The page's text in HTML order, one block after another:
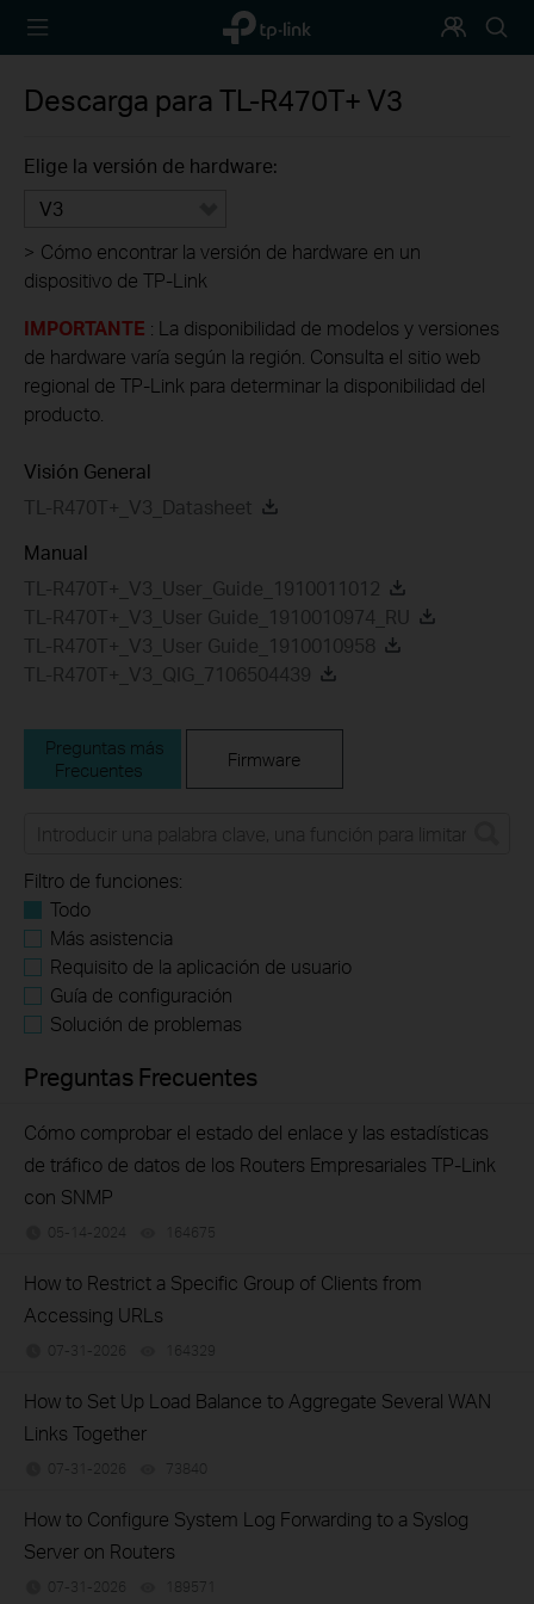
TP-Link,
Reliably
Programa
de
Descarga para TL-R470T+ V3
Elige la versión de hardware:
V3
> Cómo encontrar la versión de hardware en un
dispositivo de TP-Link
IMPORTANTE : La disponibilidad de modelos y versiones
de hardware varía según la región. Consulta el sitio web
regional de TP-Link para determinar la disponibilidad del
producto.
Visión General
TL-R470T+_V3_Datasheet
Manual
TL-R470T+_V3_User_Guide_1910011012
TL-R470T+_V3_User Guide_1910010974_RU
TL-R470T+_V3_User Guide_1910010958
TL-R470T+_V3_QIG_7106504439
Preguntas más
Frecuentes
Firmware
Filtro de funciones:
Todo
Más asistencia
Requisito de la aplicación de usuario
Guía de configuración
Solución de problemas
Preguntas Frecuentes
Cómo comprobar el estado del enlace y las estadísticas
de tráfico de datos de los Routers Empresariales TP-Link
con SNMP
05-14-2024 164675
How to Restrict a Specific Group of Clients from
Accessing URLs
07-31-2026 164329
How to Set Up Load Balance to Aggregate Several WAN
Links Together
07-31-2026 73840
How to Configure System Log Forwarding to a Syslog
Server on Routers
07-31-2026 189571